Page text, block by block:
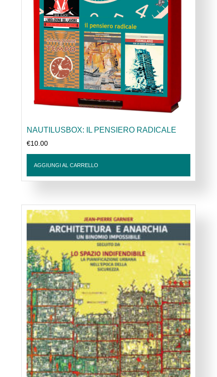
NAUTILUSBOX: IL PENSIERO RADICALE
€10.00
AGGIUNGI AL CARRELLO